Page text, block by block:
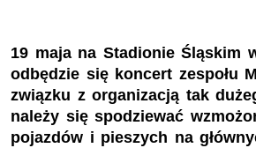
19 maja na Stadionie Śląskim
odbędzie się koncert zespołu
związku z organizacją tak
należy się spodziewać
pojazdów i pieszych na